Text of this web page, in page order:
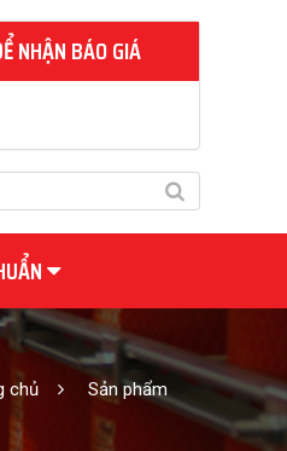
NHẬN BÁO GIÁ
chủ Sản phẩm